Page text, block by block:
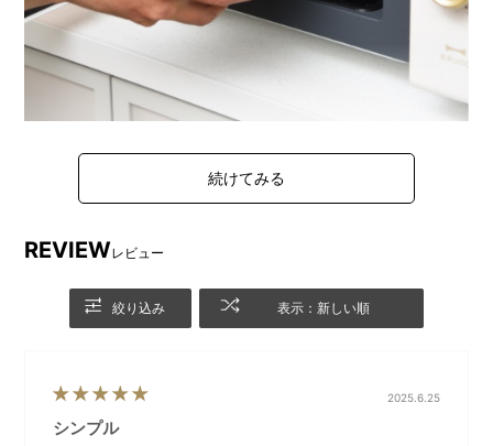
欲しい機能だけを詰め込んだ16L単機能レンジを、こだ
わりのデザインでまとめました。
得た取っ手やダイヤルがアクセントになっています。
ターンテーブルをなくしたフラットテーブル形状によ
東日本(50Hz)、西日本(60Hz)どちらでも使用可能なヘ
ルツフリーで、最大650Wの高出力※ 。
余計な機能をなくした、等身大のシンプル設計です。
REVIEWレビュー
絞り込み 表示：新しい順
2025.6.25
シンプル